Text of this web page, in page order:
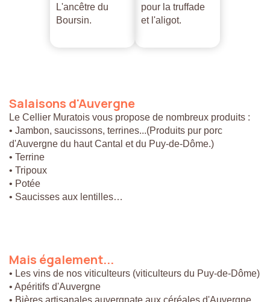
L'ancêtre du
Boursin.
pour la truffade
et l'aligot.
Salaisons d'Auvergne
Le Cellier Muratois vous propose de nombreux produits :
• Jambon, saucissons, terrines...(Produits pur porc
d'Auvergne du haut Cantal et du Puy-de-Dôme.)
• Terrine
• Tripoux
• Potée
• Saucisses aux lentilles…
Mais également...
• Les vins de nos viticulteurs (viticulteurs du Puy-de-Dôme)
• Apéritifs d'Auvergne